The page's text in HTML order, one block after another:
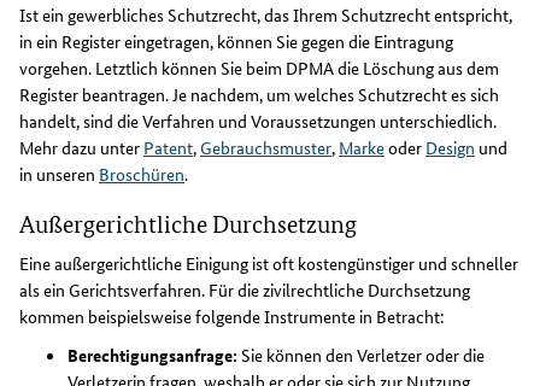
Ist ein gewerbliches Schutzrecht, das Ihrem Schutzrecht entspricht,
in ein Register eingetragen, können Sie gegen die Eintragung
vorgehen. Letztlich können Sie beim DPMA die Löschung aus dem
Register beantragen. Je nachdem, um welches Schutzrecht es sich
handelt, sind die Verfahren und Voraussetzungen unterschiedlich.
Mehr dazu unter Patent, Gebrauchsmuster, Markeoder Design und
in unseren Broschüren.
Außergerichtliche Durchsetzung
Eine außergerichtliche Einigung ist oft kostengünstiger und schneller
als ein Gerichtsverfahren. Für die zivilrechtliche Durchsetzung
kommen beispielsweise folgende Instrumente in Betracht:
Berechtigungsanfrage: Sie können den Verletzer oder die
Verletzerin fragen, weshalb er oder sie sich zur Nutzung